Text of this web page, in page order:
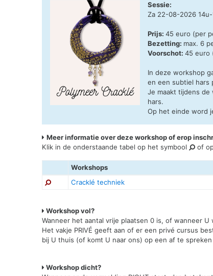
Sessie:
Za 22-08-2026 14u-
Prijs:45 euro (per
Bezetting: max. 6
Voorschot:45 euro
In deze workshop
en een subtiel hars
Je maakt tijdens
hars.
Op het einde word
Meer informatie over deze workshop of erop
Klik in de onderstaande tabel op het symbool
of
Workshops
Cracklé techniek
Workshop vol?
Wanneer het aantal vrije plaatsen 0 is, of wanneer
Het vakje PRIVÉ geeft aan of er een privé cursus
bij U thuis (of komt U naar ons) op een af te spreken
Workshop dicht?